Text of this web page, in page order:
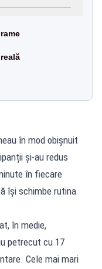
în mod obișnuit
și-au redus
în fiecare
își schimbe rutina
în medie,
petrecut cu 17
Cele mai mari